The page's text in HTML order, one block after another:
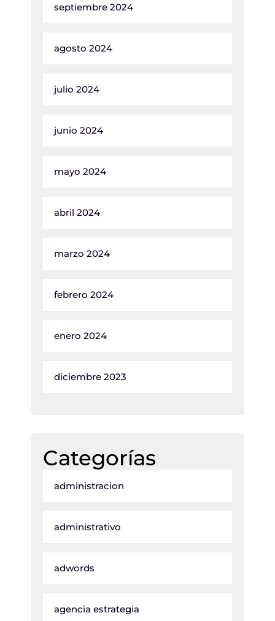
septiembre 2024
agosto 2024
julio 2024
junio 2024
mayo 2024
abril 2024
marzo 2024
febrero 2024
enero 2024
diciembre 2023
Categorías
administracion
administrativo
adwords
agencia estrategia